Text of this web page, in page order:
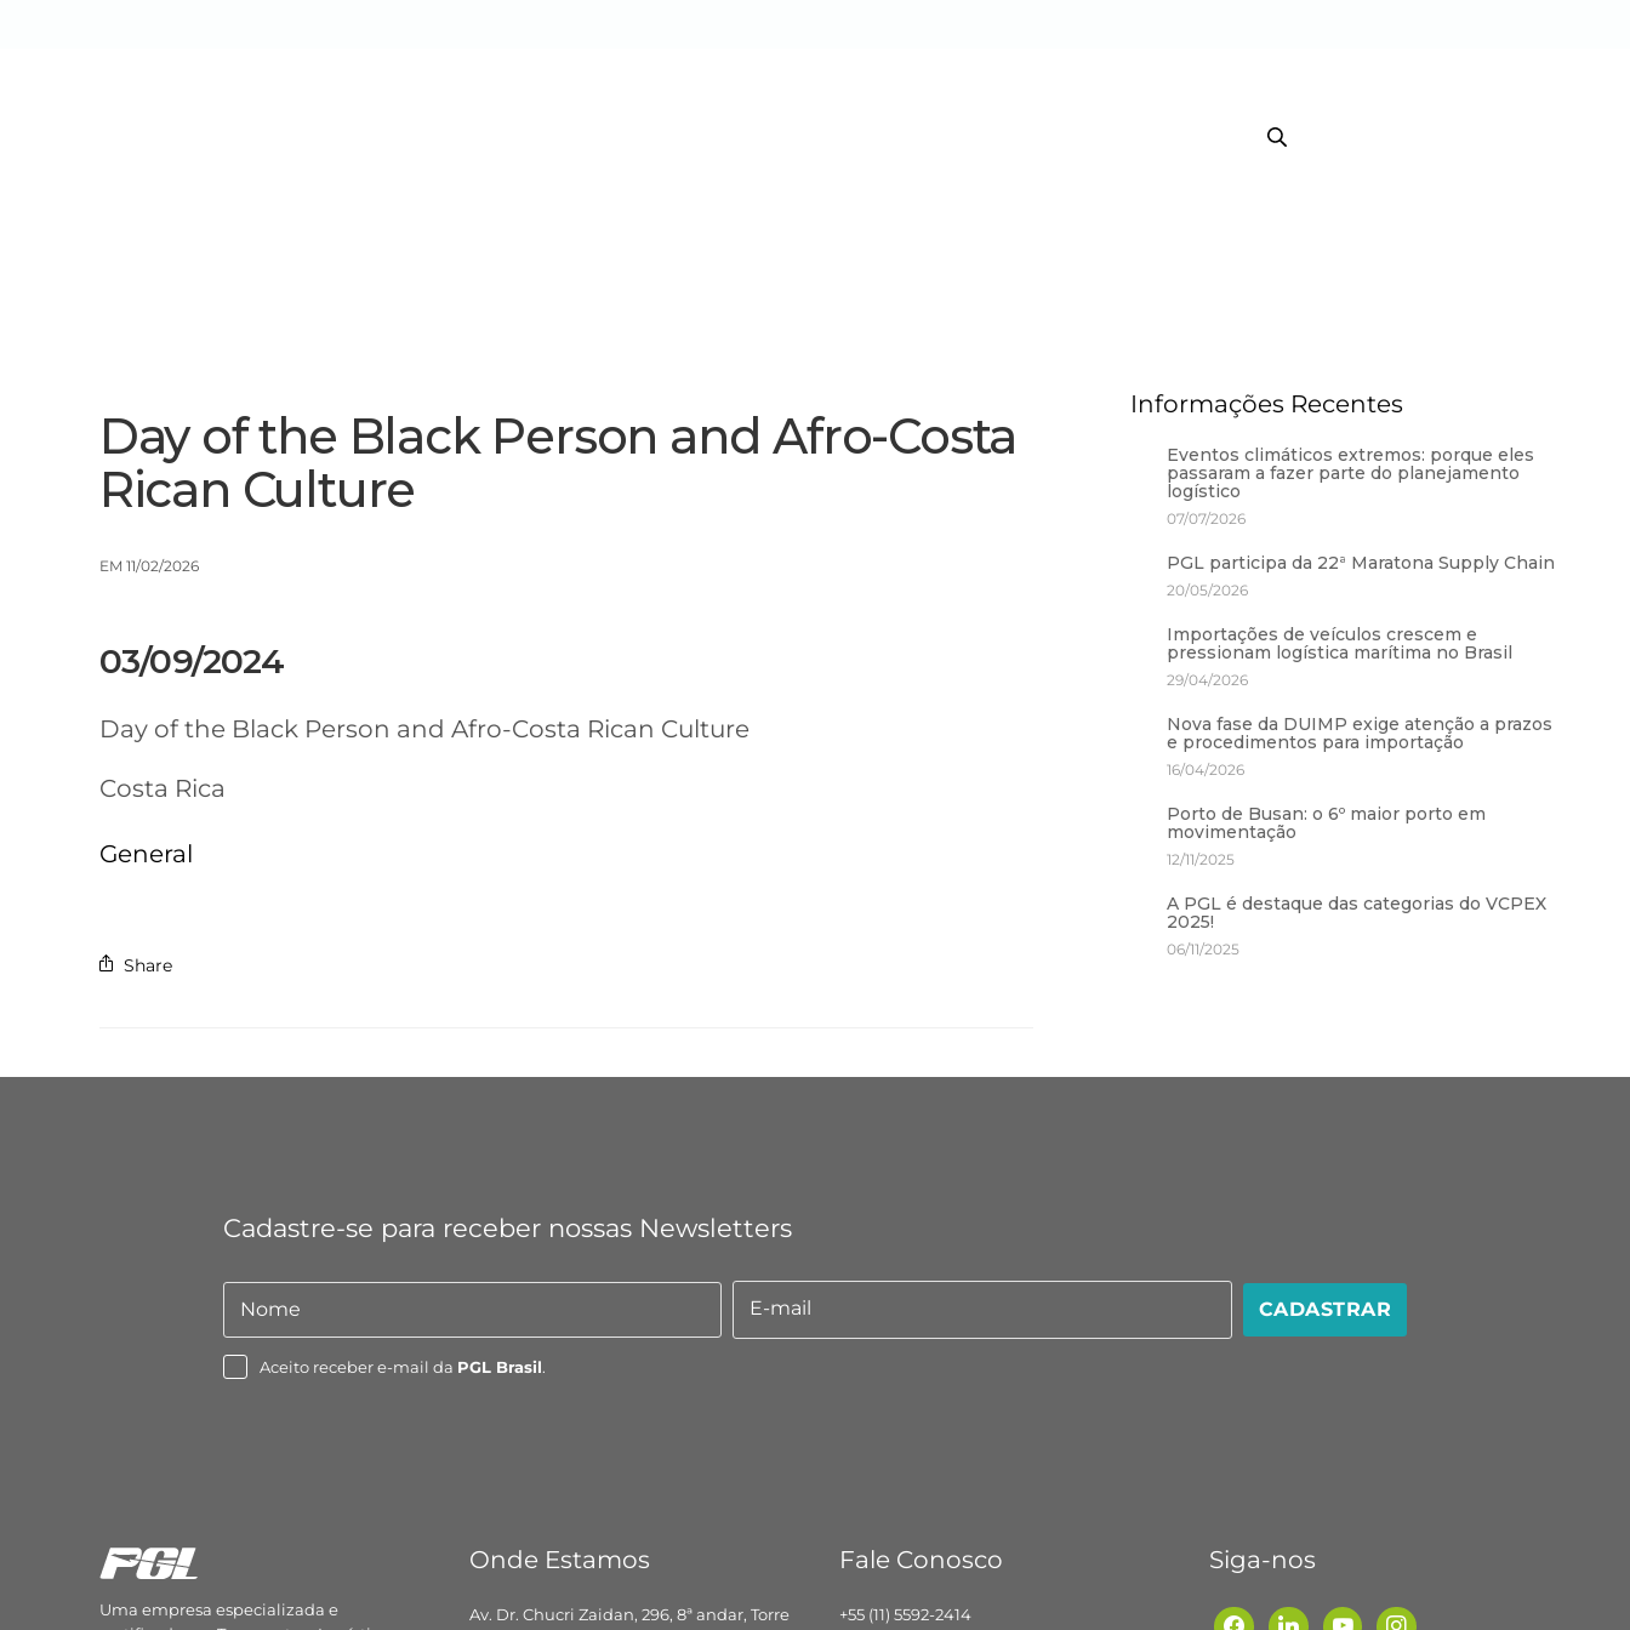
Day of the Black Person and Afro-Costa
Rican Culture
EM 11/02/2026
03/09/2024
Day of the Black Person and Afro-Costa Rican Culture
Costa Rica
General
Share
Informações Recentes
Eventos climáticos extremos: porque eles
passaram a fazer parte do planejamento
logístico
07/07/2026
PGL participa da 22ª Maratona Supply Chain
20/05/2026
Importações de veículos crescem e
pressionam logística marítima no Brasil
29/04/2026
Nova fase da DUIMP exige atenção a prazos
e procedimentos para importação
16/04/2026
Porto de Busan: o 6º maior porto em
movimentação
12/11/2025
A PGL é destaque das categorias do VCPEX
2025!
06/11/2025
Cadastre-se para receber nossas Newsletters
Nome
Nome
mail
E-mail CADASTRAR
Aceito receber e-mail da PGL Brasil.
Uma empresa especializada e
Onde Estamos
Av. Dr. Chucri Zaidan, 296, 8ª andar, Torre
Fale Conosco
+55 (11) 5592-2414
Siga-nos